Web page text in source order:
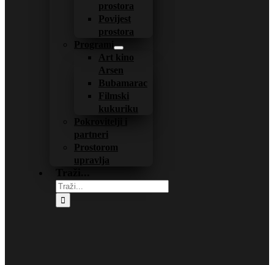
prostora
Povijest
prostora
Programi
Art kino
Arsen
Bubamarac
Filmski
kukuriku
Pokrovitelji i
partneri
Prostorom
upravlja